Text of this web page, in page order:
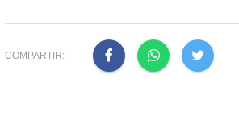
COMPARTIR: